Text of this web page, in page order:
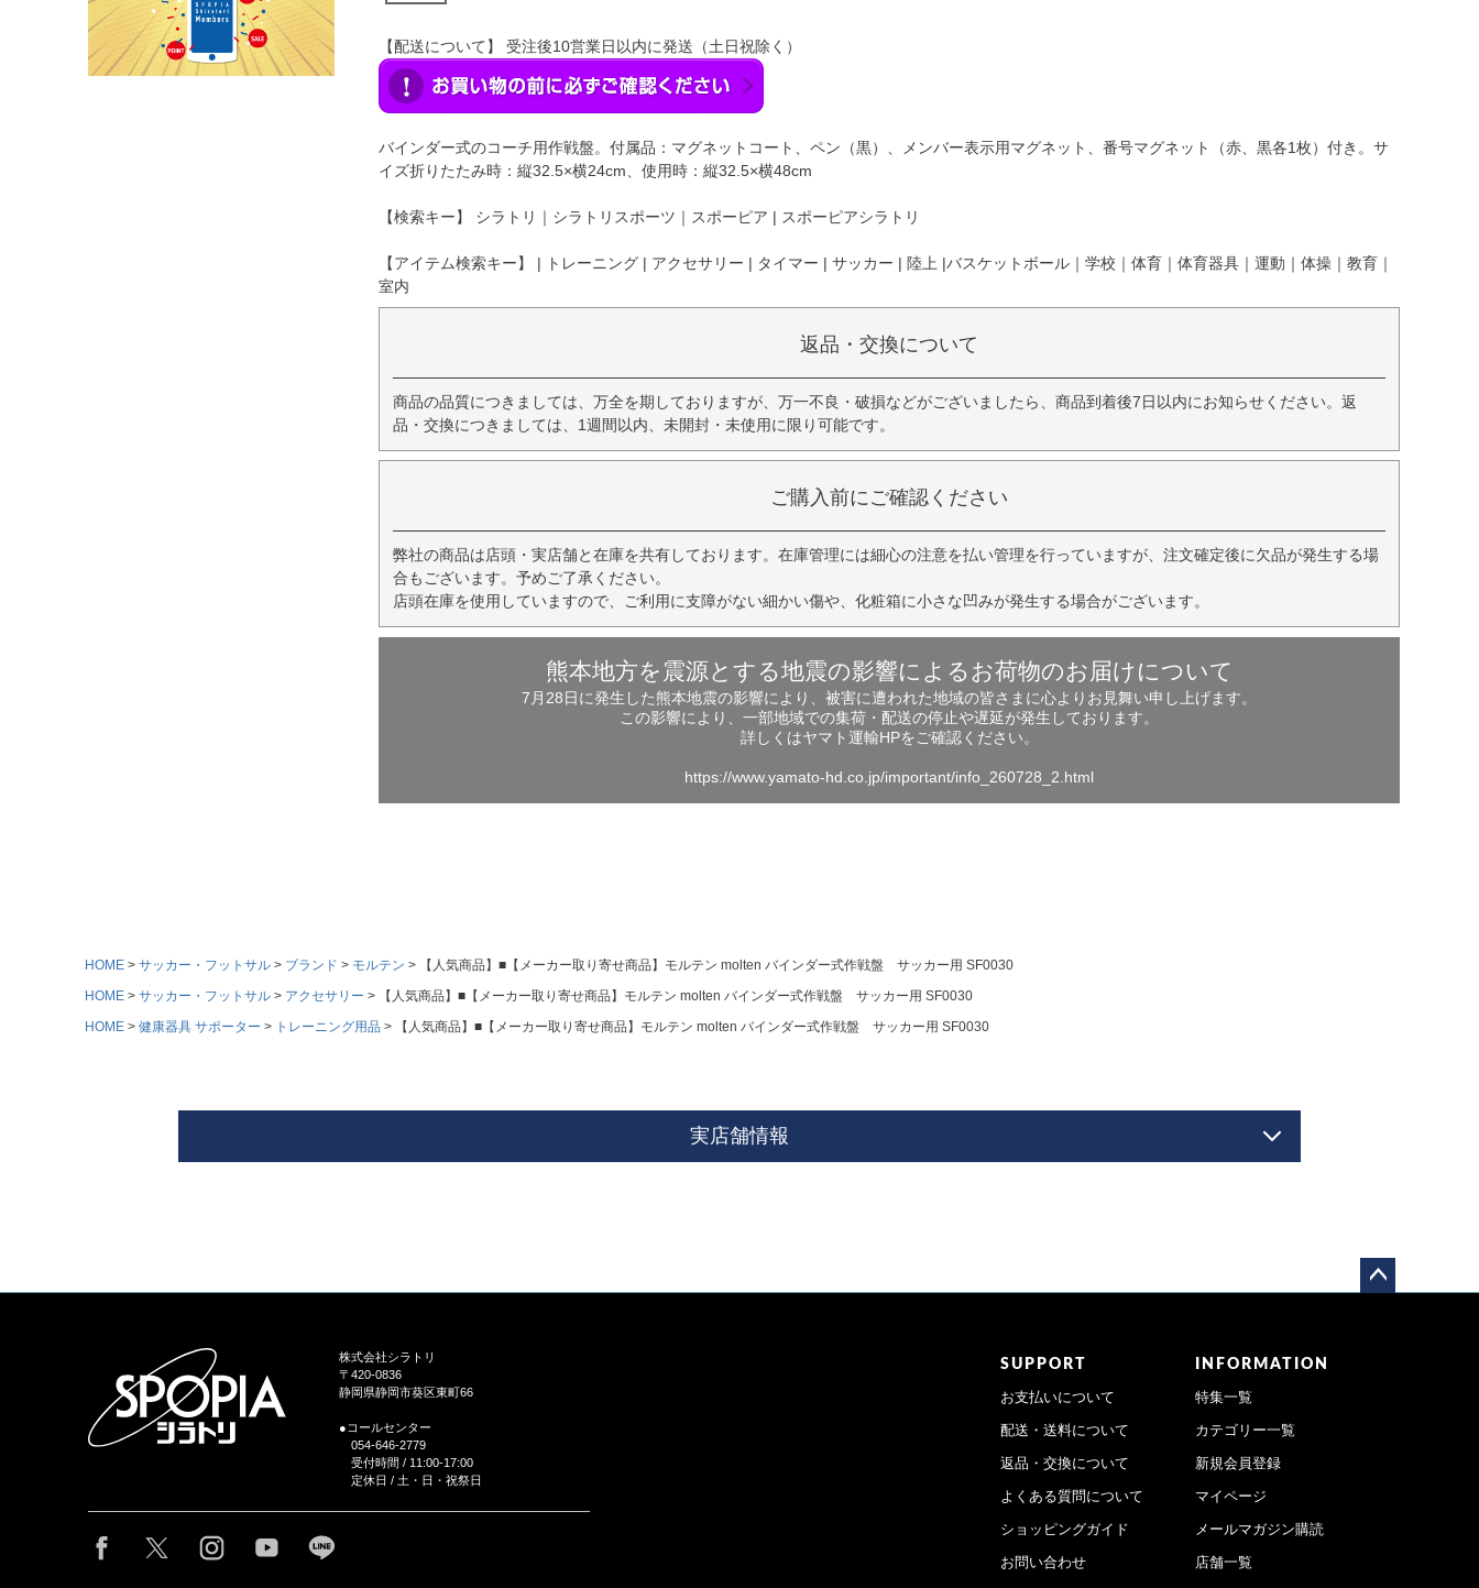
【配送について】 受注後10営業日以内に発送（土日祝除く）
バインダー式のコーチ用作戦盤。付属品：マグネットコート、ペン（黒）、メンバー表示用マグネット、番号マグネット（赤、黒各1枚）付き。サ
イズ折りたたみ時：縦32.5×横24cm、使用時：縦32.5×横48cm
【検索キー】 シラトリ｜シラトリスポーツ｜スポーピア | スポーピアシラトリ
【アイテム検索キー】 | トレーニング | アクセサリー | タイマー | サッカー | 陸上 |バスケットボール｜学校｜体育｜体育器具｜運動｜体操｜教育｜
室内
返品・交換について
商品の品質につきましては、万全を期しておりますが、万一不良・破損などがございましたら、商品到着後7日以内にお知らせください。返
品・交換につきましては、1週間以内、未開封・未使用に限り可能です。
ご購入前にご確認ください
弊社の商品は店頭・実店舗と在庫を共有しております。在庫管理には細心の注意を払い管理を行っていますが、注文確定後に欠品が発生する場
合もございます。予めご了承ください。
店頭在庫を使用していますので、ご利用に支障がない細かい傷や、化粧箱に小さな凹みが発生する場合がございます。
熊本地方を震源とする地震の影響によるお荷物のお届けについて
7月28日に発生した熊本地震の影響により、被害に遭われた地域の皆さまに心よりお見舞い申し上げます。
この影響により、一部地域での集荷・配送の停止や遅延が発生しております。
詳しくはヤマト運輸HPをご確認ください。
https://www.yamato-hd.co.jp/important/info_260728_2.html
HOME サッカー・フットサル ブランド モルテン
【人気商品】■【メーカー取り寄せ商品】モルテン molten バインダー式作戦盤 サッカー用 SF0030
HOME
サッカー・フットサル アクセサリー
【人気商品】■【メーカー取り寄せ商品】モルテン molten バインダー式作戦盤 サッカー用 SF0030
HOME
健康器具 サポーター トレーニング用品 【人気商品】■【メーカー取り寄せ商品】モルテン molten バインダー式作戦盤 サッカー用 SF0030
実店舗情報
株式会社シラトリ
〒420-0836
静岡県静岡市葵区東町66
●コールセンター
054-646-2779
受付時間 / 11:00-17:00
定休日 / 土・日・祝祭日
SUPPORT
お支払いについて
配送・送料について
返品・交換について
よくある質問について
ショッピングガイド
お問い合わせ
INFORMATION
特集一覧
カテゴリー一覧
新規会員登録
マイページ
メールマガジン購読
店舗一覧